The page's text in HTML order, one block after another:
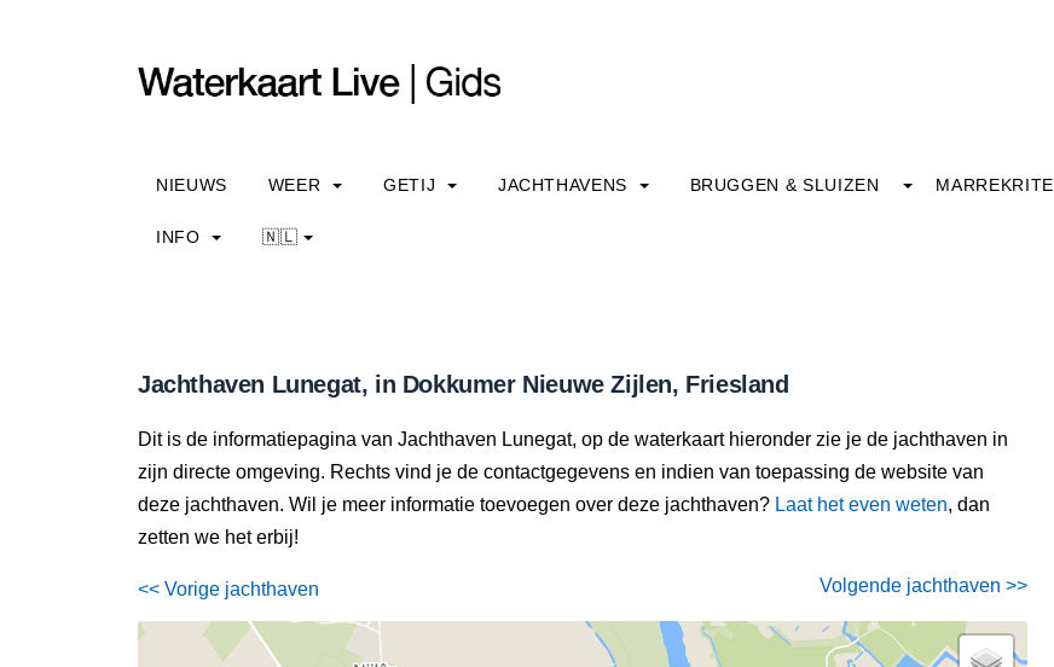
NIEUWS WEER GETIJ JACHTHAVENS BRUGGEN & SLUIZEN MARREKRITE
INFO 🇳🇱
Jachthaven Lunegat, in Dokkumer Nieuwe Zijlen, Friesland
Dit is de informatiepagina van Jachthaven Lunegat, op de waterkaart hieronder zie je de jachthaven in
zijn directe omgeving. Rechts vind je de contactgegevens en indien van toepassing de website van
deze jachthaven. Wil je meer informatie toevoegen over deze jachthaven? Laat het even weten, dan
zetten we het erbij!
<< Vorige jachthaven Volgende jachthaven >>